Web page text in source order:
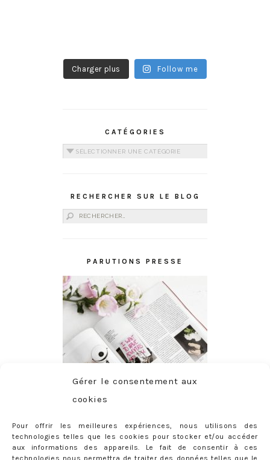
Gérer le consentement aux
cookies
Pour offrir les meilleures expériences, nous utilisons des
technologies telles que les cookies pour stocker et/ou accéder
aux informations des appareils. Le fait de consentir à ces
technologies nous permettra de traiter des données telles que le
Charger plus Follow me
CATÉGORIES
Catégories
RECHERCHER SUR LE BLOG
Rechercher :
PARUTIONS PRESSE